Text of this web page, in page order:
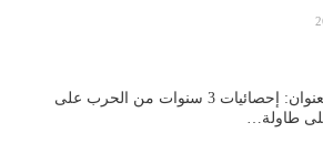
فعالية بعنوان: إحصائيات 3 سنوات من الحرب على
طاولة…